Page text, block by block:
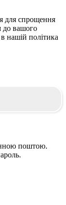
для спрощення
до вашого
нашій політика
поштою.